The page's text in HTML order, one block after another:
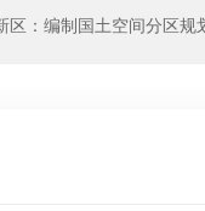
区：编制国土空间分区规